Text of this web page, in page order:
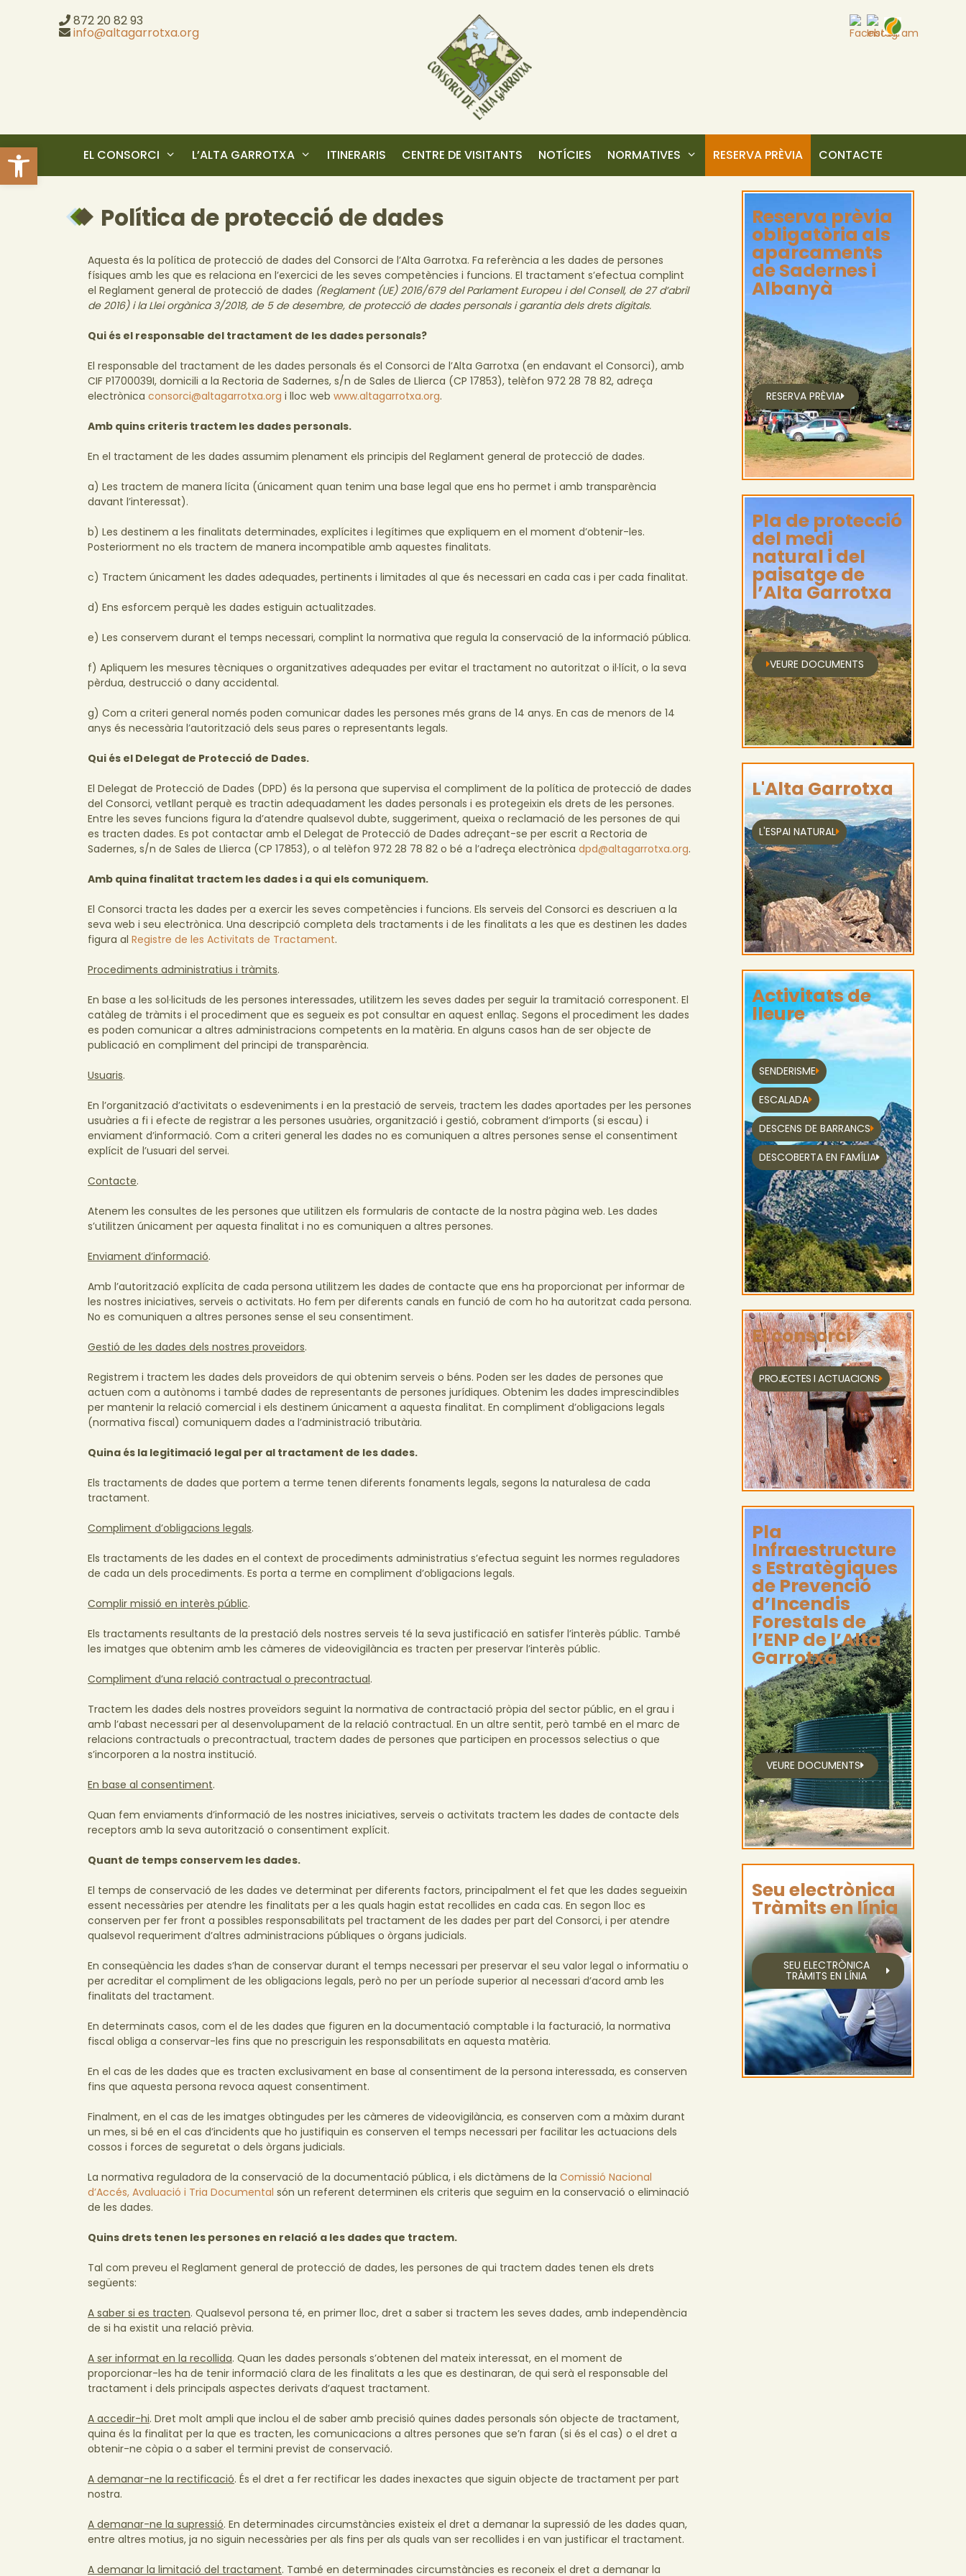
Obre la barra d'eines
872 20 82 93
info@altagarrotxa.org
EL CONSORCI L’ALTA GARROTXA ITINERARIS CENTRE DE VISITANTS NOTÍCIES NORMATIVES RESERVA PRÈVIA CONTACTE
Política de protecció de dades
Aquesta és la política de protecció de dades del Consorci de l’Alta Garrotxa. Fa referència a les dades de persones
físiques amb les que es relaciona en l’exercici de les seves competències i funcions. El tractament s’efectua complint
el Reglament general de protecció de dades (Reglament (UE) 2016/679 del Parlament Europeu i del Consell, de 27 d’abril
de 2016) i la Llei orgànica 3/2018, de 5 de desembre, de protecció de dades personals i garantia dels drets digitals.
Qui és el responsable del tractament de les dades personals?
El responsable del tractament de les dades personals és el Consorci de l’Alta Garrotxa (en endavant el Consorci), amb
CIF P1700039I, domicili a la Rectoria de Sadernes, s/n de Sales de Llierca (CP 17853), telèfon 972 28 78 82, adreça
electrònica consorci@altagarrotxa.org i lloc web www.altagarrotxa.org.
Amb quins criteris tractem les dades personals.
En el tractament de les dades assumim plenament els principis del Reglament general de protecció de dades.
a) Les tractem de manera lícita (únicament quan tenim una base legal que ens ho permet i amb transparència
davant l’interessat).
b) Les destinem a les finalitats determinades, explícites i legítimes que expliquem en el moment d’obtenir-les.
Posteriorment no els tractem de manera incompatible amb aquestes finalitats.
c) Tractem únicament les dades adequades, pertinents i limitades al que és necessari en cada cas i per cada finalitat.
d) Ens esforcem perquè les dades estiguin actualitzades.
e) Les conservem durant el temps necessari, complint la normativa que regula la conservació de la informació pública.
f) Apliquem les mesures tècniques o organitzatives adequades per evitar el tractament no autoritzat o il·lícit, o la seva
pèrdua, destrucció o dany accidental.
g) Com a criteri general només poden comunicar dades les persones més grans de 14 anys. En cas de menors de 14
anys és necessària l’autorització dels seus pares o representants legals.
Qui és el Delegat de Protecció de Dades.
El Delegat de Protecció de Dades (DPD) és la persona que supervisa el compliment de la política de protecció de dades
del Consorci, vetllant perquè es tractin adequadament les dades personals i es protegeixin els drets de les persones.
Entre les seves funcions figura la d’atendre qualsevol dubte, suggeriment, queixa o reclamació de les persones de qui
es tracten dades. Es pot contactar amb el Delegat de Protecció de Dades adreçant-se per escrit a Rectoria de
Sadernes, s/n de Sales de Llierca (CP 17853), o al telèfon 972 28 78 82 o bé a l’adreça electrònica dpd@altagarrotxa.org.
Amb quina finalitat tractem les dades i a qui els comuniquem.
El Consorci tracta les dades per a exercir les seves competències i funcions. Els serveis del Consorci es descriuen a la
seva web i seu electrònica. Una descripció completa dels tractaments i de les finalitats a les que es destinen les dades
figura al Registre de les Activitats de Tractament.
Procediments administratius i tràmits.
En base a les sol·licituds de les persones interessades, utilitzem les seves dades per seguir la tramitació corresponent. El
catàleg de tràmits i el procediment que es segueix es pot consultar en aquest enllaç. Segons el procediment les dades
es poden comunicar a altres administracions competents en la matèria. En alguns casos han de ser objecte de
publicació en compliment del principi de transparència.
Usuaris.
En l’organització d’activitats o esdeveniments i en la prestació de serveis, tractem les dades aportades per les persones
usuàries a fi i efecte de registrar a les persones usuàries, organització i gestió, cobrament d’imports (si escau) i
enviament d’informació. Com a criteri general les dades no es comuniquen a altres persones sense el consentiment
explícit de l’usuari del servei.
Contacte.
Atenem les consultes de les persones que utilitzen els formularis de contacte de la nostra pàgina web. Les dades
s’utilitzen únicament per aquesta finalitat i no es comuniquen a altres persones.
Enviament d’informació.
Amb l’autorització explícita de cada persona utilitzem les dades de contacte que ens ha proporcionat per informar de
les nostres iniciatives, serveis o activitats. Ho fem per diferents canals en funció de com ho ha autoritzat cada persona.
No es comuniquen a altres persones sense el seu consentiment.
Gestió de les dades dels nostres proveïdors.
Registrem i tractem les dades dels proveïdors de qui obtenim serveis o béns. Poden ser les dades de persones que
actuen com a autònoms i també dades de representants de persones jurídiques. Obtenim les dades imprescindibles
per mantenir la relació comercial i els destinem únicament a aquesta finalitat. En compliment d’obligacions legals
(normativa fiscal) comuniquem dades a l’administració tributària.
Quina és la legitimació legal per al tractament de les dades.
Els tractaments de dades que portem a terme tenen diferents fonaments legals, segons la naturalesa de cada
tractament.
Compliment d’obligacions legals.
Els tractaments de les dades en el context de procediments administratius s’efectua seguint les normes reguladores
de cada un dels procediments. Es porta a terme en compliment d’obligacions legals.
Complir missió en interès públic.
Els tractaments resultants de la prestació dels nostres serveis té la seva justificació en satisfer l’interès públic. També
les imatges que obtenim amb les càmeres de videovigilància es tracten per preservar l’interès públic.
Compliment d’una relació contractual o precontractual.
Tractem les dades dels nostres proveïdors seguint la normativa de contractació pròpia del sector públic, en el grau i
amb l’abast necessari per al desenvolupament de la relació contractual. En un altre sentit, però també en el marc de
relacions contractuals o precontractual, tractem dades de persones que participen en processos selectius o que
s’incorporen a la nostra institució.
En base al consentiment.
Quan fem enviaments d’informació de les nostres iniciatives, serveis o activitats tractem les dades de contacte dels
receptors amb la seva autorització o consentiment explícit.
Quant de temps conservem les dades.
El temps de conservació de les dades ve determinat per diferents factors, principalment el fet que les dades segueixin
essent necessàries per atendre les finalitats per a les quals hagin estat recollides en cada cas. En segon lloc es
conserven per fer front a possibles responsabilitats pel tractament de les dades per part del Consorci, i per atendre
qualsevol requeriment d’altres administracions públiques o òrgans judicials.
En conseqüència les dades s’han de conservar durant el temps necessari per preservar el seu valor legal o informatiu o
per acreditar el compliment de les obligacions legals, però no per un període superior al necessari d’acord amb les
finalitats del tractament.
En determinats casos, com el de les dades que figuren en la documentació comptable i la facturació, la normativa
fiscal obliga a conservar-les fins que no prescriguin les responsabilitats en aquesta matèria.
En el cas de les dades que es tracten exclusivament en base al consentiment de la persona interessada, es conserven
fins que aquesta persona revoca aquest consentiment.
Finalment, en el cas de les imatges obtingudes per les càmeres de videovigilància, es conserven com a màxim durant
un mes, si bé en el cas d’incidents que ho justifiquin es conserven el temps necessari per facilitar les actuacions dels
cossos i forces de seguretat o dels òrgans judicials.
La normativa reguladora de la conservació de la documentació pública, i els dictàmens de la Comissió Nacional
d’Accés, Avaluació i Tria Documental són un referent determinen els criteris que seguim en la conservació o eliminació
de les dades.
Quins drets tenen les persones en relació a les dades que tractem.
Tal com preveu el Reglament general de protecció de dades, les persones de qui tractem dades tenen els drets
següents:
A saber si es tracten. Qualsevol persona té, en primer lloc, dret a saber si tractem les seves dades, amb independència
de si ha existit una relació prèvia.
A ser informat en la recollida. Quan les dades personals s’obtenen del mateix interessat, en el moment de
proporcionar-les ha de tenir informació clara de les finalitats a les que es destinaran, de qui serà el responsable del
tractament i dels principals aspectes derivats d’aquest tractament.
A accedir-hi. Dret molt ampli que inclou el de saber amb precisió quines dades personals són objecte de tractament,
quina és la finalitat per la que es tracten, les comunicacions a altres persones que se’n faran (si és el cas) o el dret a
obtenir-ne còpia o a saber el termini previst de conservació.
A demanar-ne la rectificació. És el dret a fer rectificar les dades inexactes que siguin objecte de tractament per part
nostra.
A demanar-ne la supressió. En determinades circumstàncies existeix el dret a demanar la supressió de les dades quan,
entre altres motius, ja no siguin necessàries per als fins per als quals van ser recollides i en van justificar el tractament.
A demanar la limitació del tractament. També en determinades circumstàncies es reconeix el dret a demanar la
Reserva prèvia
obligatòria als
aparcaments
de Sadernes i
Albanyà
RESERVA PRÈVIA
Pla de protecció
del medi
natural i del
paisatge de
l’Alta Garrotxa
VEURE DOCUMENTS
L'Alta Garrotxa
L'ESPAI NATURAL
Activitats de
lleure
SENDERISME
ESCALADA
DESCENS DE BARRANCS
DESCOBERTA EN FAMÍLIA
El consorci
PROJECTES I ACTUACIONS
Pla
Infraestructure
s Estratègiques
de Prevenció
d’Incendis
Forestals de
l’ENP de l’Alta
Garrotxa
VEURE DOCUMENTS
Seu electrònica
Tràmits en línia
SEU ELECTRÒNICA
TRÀMITS EN LÍNIA